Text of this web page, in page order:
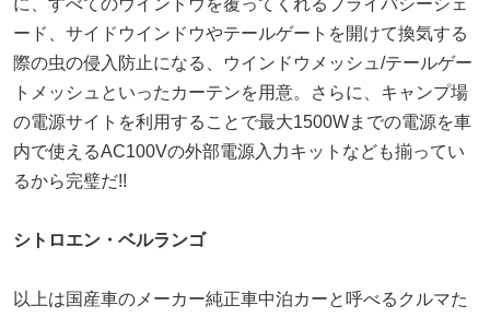
ード、サイドウインドウやテールゲートを開けて換気する
際の虫の侵入防止になる、ウインドウメッシュ/テールゲー
トメッシュといったカーテンを用意。さらに、キャンプ場
の電源サイトを利用することで最大1500Wまでの電源を車
内で使えるAC100Vの外部電源入力キットなども揃ってい
るから完璧だ!!
シトロエン・ベルランゴ
以上は国産車のメーカー純正車中泊カーと呼べるクルマた